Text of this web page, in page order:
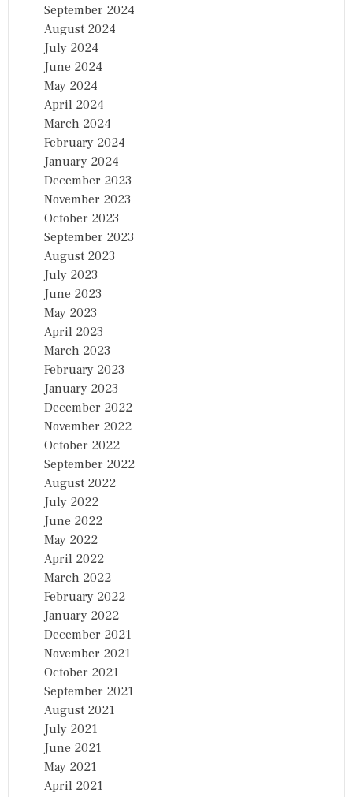
September 2024
August 2024
July 2024
June 2024
May 2024
April 2024
March 2024
February 2024
January 2024
December 2023
November 2023
October 2023
September 2023
August 2023
July 2023
June 2023
May 2023
April 2023
March 2023
February 2023
January 2023
December 2022
November 2022
October 2022
September 2022
August 2022
July 2022
June 2022
May 2022
April 2022
March 2022
February 2022
January 2022
December 2021
November 2021
October 2021
September 2021
August 2021
July 2021
June 2021
May 2021
April 2021